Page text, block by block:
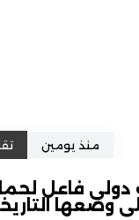
منذ يومين
دولي فاعل
وضعها